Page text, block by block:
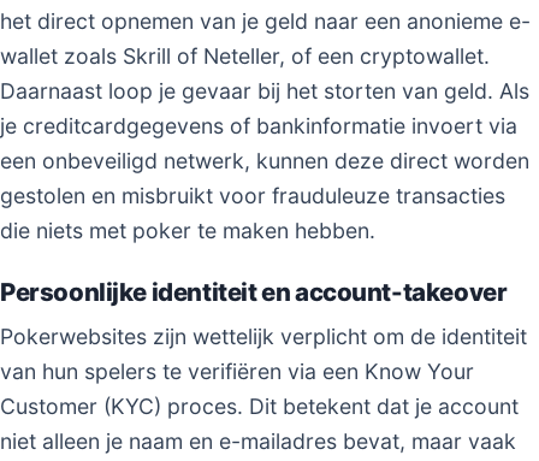
het direct opnemen van je geld naar een anonieme e-
wallet zoals Skrill of Neteller, of een cryptowallet.
Daarnaast loop je gevaar bij het storten van geld. Als
je creditcardgegevens of bankinformatie invoert via
een onbeveiligd netwerk, kunnen deze direct worden
gestolen en misbruikt voor frauduleuze transacties
die niets met poker te maken hebben.
Persoonlijke identiteit en account-takeover
Pokerwebsites zijn wettelijk verplicht om de identiteit
van hun spelers te verifiëren via een Know Your
Customer (KYC) proces. Dit betekent dat je account
niet alleen je naam en e-mailadres bevat, maar vaak